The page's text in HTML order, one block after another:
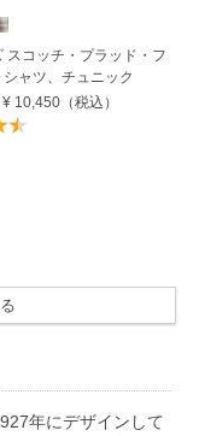
スコッチ・プラッド・フ
ャツ、チュニック
¥ 10,450 （税込）
年にデザインして